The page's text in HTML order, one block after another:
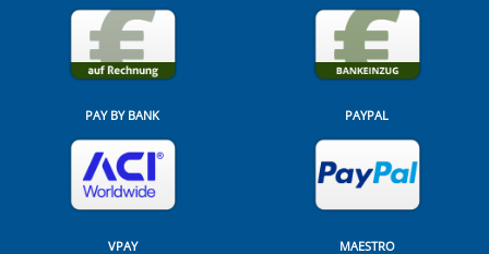
PAY BY BANK PAYPAL
VPAY MAESTRO